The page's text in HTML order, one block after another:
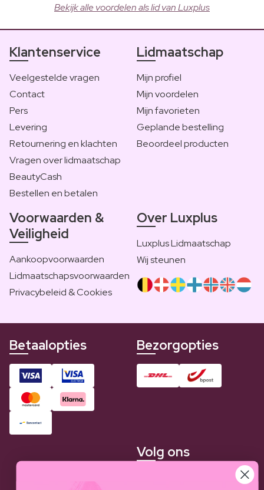
Bekijk alle voordelen als lid van Luxplus
Klantenservice
Veelgestelde vragen
Contact
Pers
Levering
Retournering en klachten
Vragen over lidmaatschap
BeautyCash
Bestellen en betalen
Lidmaatschap
Mijn profiel
Mijn voordelen
Mijn favorieten
Geplande bestelling
Beoordeel producten
Voorwaarden &
Veiligheid
Aankoopvoorwaarden
Lidmaatschapsvoorwaarden
Privacybeleid & Cookies
Over Luxplus
Luxplus Lidmaatschap
Wij steunen
Betaalopties Bezorgopties
Volg ons